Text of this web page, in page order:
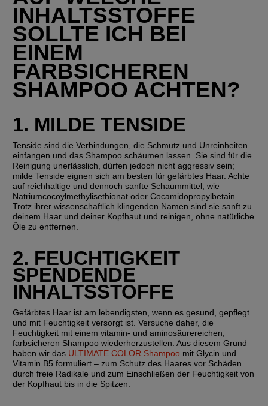
INHALTSSTOFFE
SOLLTE ICH BEI
EINEM
FARBSICHEREN
SHAMPOO ACHTEN?
1. MILDE TENSIDE
Tenside sind die Verbindungen, die Schmutz und Unreinheiten
einfangen und das Shampoo schäumen lassen. Sie sind für die
Reinigung unerlässlich, dürfen jedoch nicht aggressiv sein;
milde Tenside eignen sich am besten für gefärbtes Haar. Achte
auf reichhaltige und dennoch sanfte Schaummittel, wie
Natriumcocoylmethylisethionat oder Cocamidopropylbetain.
Trotz ihrer wissenschaftlich klingenden Namen sind sie sanft zu
deinem Haar und deiner Kopfhaut und reinigen, ohne natürliche
Öle zu entfernen.
2. FEUCHTIGKEIT
SPENDENDE
INHALTSSTOFFE
Gefärbtes Haar ist am lebendigsten, wenn es gesund, gepflegt
und mit Feuchtigkeit versorgt ist. Versuche daher, die
Feuchtigkeit mit einem vitamin- und aminosäurereichen,
farbsicheren Shampoo wiederherzustellen. Aus diesem Grund
haben wir das ULTIMATE COLOR Shampoo mit Glycin und
Vitamin B5 formuliert – zum Schutz des Haares vor Schäden
durch freie Radikale und zum Einschließen der Feuchtigkeit von
der Kopfhaut bis in die Spitzen.